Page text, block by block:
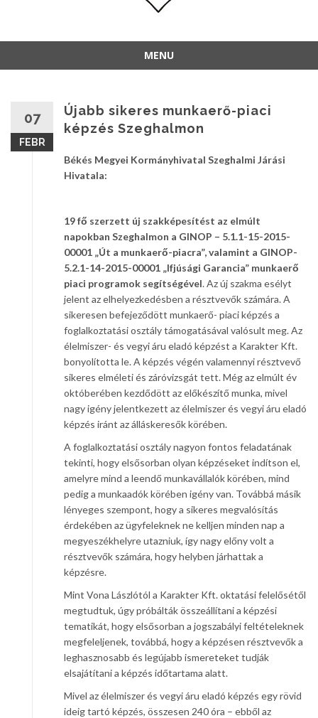
MENU
07
FEBR
Újabb sikeres munkaerő-piaci
képzés Szeghalmon
Békés Megyei Kormányhivatal Szeghalmi Járási
Hivatala:
19 fő szerzett új szakképesítést az elmúlt
napokban Szeghalmon a GINOP – 5.1.1-15-2015-
00001 „Út a munkaerő-piacra”, valamint a GINOP-
5.2.1-14-2015-00001 „Ifjúsági Garancia” munkaerő
piaci programok segítségével. Az új szakma esélyt
jelent az elhelyezkedésben a résztvevők számára. A
sikeresen befejeződött munkaerő- piaci képzés a
foglalkoztatási osztály támogatásával valósult meg. Az
élelmiszer- és vegyi áru eladó képzést a Karakter Kft.
bonyolította le. A képzés végén valamennyi résztvevő
sikeres elméleti és záróvizsgát tett. Még az elmúlt év
októberében kezdődött az előkészítő munka, mivel
nagy igény jelentkezett az élelmiszer és vegyi áru eladó
képzés iránt az álláskeresők körében.
A foglalkoztatási osztály nagyon fontos feladatának
tekinti, hogy elsősorban olyan képzéseket indítson el,
amelyre mind a leendő munkavállalók körében, mind
pedig a munkaadók körében igény van. Továbbá másik
lényeges szempont, hogy a sikeres megvalósítás
érdekében az ügyfeleknek ne kelljen minden nap a
megyeszékhelyre utazniuk, így nagy előny volt a
résztvevők számára, hogy helyben járhattak a
képzésre.
Mint Vona Lászlótól a Karakter Kft. oktatási felelősétől
megtudtuk, úgy próbálták összeállítani a képzési
tematikát, hogy elsősorban a jogszabályi feltételeknek
megfeleljenek, továbbá, hogy a képzésen résztvevők a
leghasznosabb és legújabb ismereteket tudják
elsajátítani a képzés időtartama alatt.
Mivel az élelmiszer és vegyi áru eladó képzés egy rövid
ideig tartó képzés, összesen 240 óra – ebből az